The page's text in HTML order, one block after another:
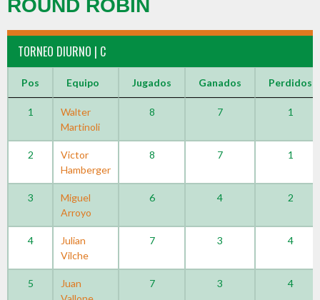
ROUND ROBIN
TORNEO DIURNO | C
Pos Equipo Jugados Ganados Perdidos
1
Walter
Martinoli
8 7 1
2
Victor
Hamberger
8 7 1
3
Miguel
Arroyo
6 4 2
4
Julian
Vilche
7 3 4
5
Juan
7 3 4